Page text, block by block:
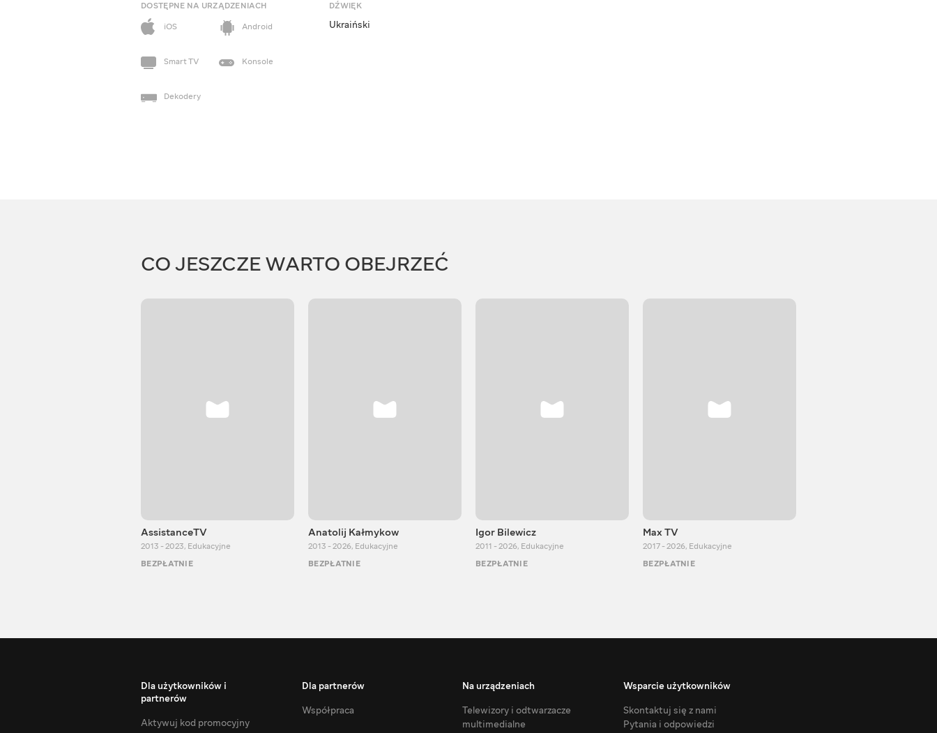
DOSTĘPNE NA URZĄDZENIACH
iOS
Android
Smart TV Konsole
Dekodery
DŹWIĘK
Ukraiński
CO JESZCZE WARTO OBEJRZEĆ
AssistanceTV
2013 - 2023, Edukacyjne
BEZPŁATNIE
Anatolij Kałmykow
2013 - 2026, Edukacyjne
BEZPŁATNIE
Igor Bilewicz
2011 - 2026, Edukacyjne
BEZPŁATNIE
Max TV
2017 - 2026, Edukacyjne
BEZPŁATNIE
Dla użytkowników i
partnerów
Aktywuj kod promocyjny
Dla partnerów
Współpraca
Na urządzeniach
Telewizory i odtwarzacze
multimedialne
Wsparcie użytkowników
Skontaktuj się z nami
Pytania i odpowiedzi